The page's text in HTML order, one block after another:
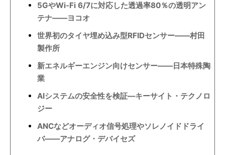
5GやWi-Fi 6/7に対応した透過率80％の透明アン
テナ――ヨコオ
世界初のタイヤ埋め込み型RFIDセンサー――村田
製作所
新エネルギーエンジン向けセンサー――日本特殊陶
業
AIシステムの安全性を検証―キーサイト・テクノロ
ジー
ANCなどオーディオ信号処理やソレノイドドライ
バ――アナログ・デバイセズ